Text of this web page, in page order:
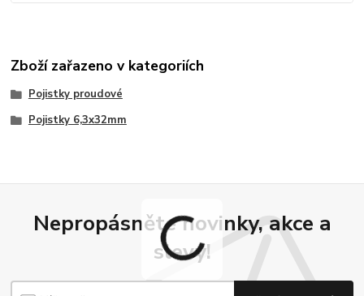
Zboží zařazeno v kategoriích
Pojistky proudové
Pojistky 6,3x32mm
Nepropásněte novinky, akce a
slevy!